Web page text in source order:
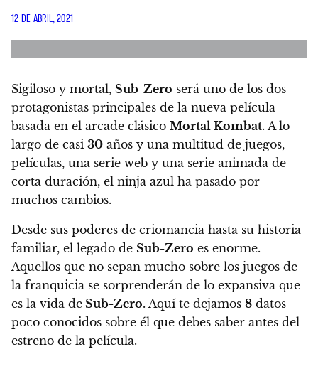
12 DE ABRIL, 2021
Sigiloso y mortal, Sub-Zero será uno de los dos
protagonistas principales de la nueva película
basada en el arcade clásico Mortal Kombat. A lo
largo de casi 30 años y una multitud de juegos,
películas, una serie web y una serie animada de
corta duración, el ninja azul ha pasado por
muchos cambios.
Desde sus poderes de criomancia hasta su historia
familiar, el legado de Sub-Zero es enorme.
Aquellos que no sepan mucho sobre los juegos de
la franquicia se sorprenderán de lo expansiva que
es la vida de Sub-Zero. Aquí te dejamos 8 datos
poco conocidos sobre él que debes saber antes del
estreno de la película.